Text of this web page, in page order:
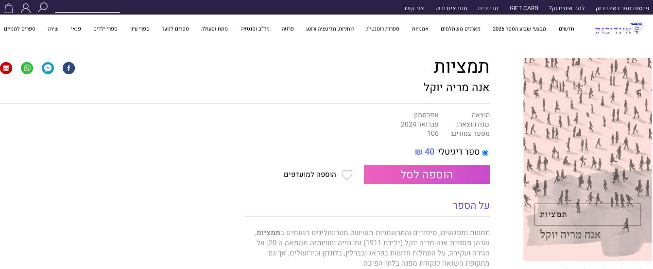
פרסום ספר באינדיבוק למה אינדיבוק? GIFT CARD מדריכים מנוי אינדיבוק צור קשר
חדשים מבצעי שבוע הספר 2026 מארזים משתלמים אמנויות ספרות רומנטית רוחניות, מדיטציה ורוגע פרוזה מד"ב ופנטזיה מתח ופעולה ספרים לנוער ספרי עיון ספרי ילדים פנאי שירה ספרים למנויים
תמציות
אנה מריה יוקל
הוצאה:
אפרסמון
שנת הוצאה:
פברואר 2024
מספר עמודים:
106
ספר דיגיטלי 40 ₪
הוספה לסל הוספה למועדפים
על הספר
תמונות ומפגשים, סיפורים והתרשמויות משישה מטרופולינים רשומים בתמציות,
שבהן מספרת אנה-מריה יוקל (ילידת 1911) על חייה וחוויותיה מהמאה ה-20: על
הגירה ועקירה, על התחלות חדשות בפראג ובברלין, בלונדון ובירושלים, אך גם
מתקופת השואה כנקודת מפנה בלתי הפיכה.